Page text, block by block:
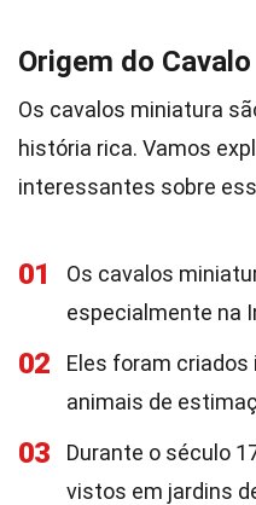
Origem do
Os cavalos miniatura
história rica. Vamos
interessantes sobre
01
Os cavalos
especialmente na
02
Eles foram
animais de
03
Durante o século
vistos em jardins